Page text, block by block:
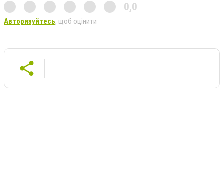
0,0
Авторизуйтесь, щоб оцінити